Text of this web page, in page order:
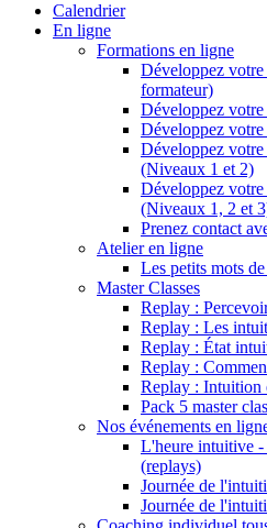
Calendrier
En ligne
Formations en ligne
Développez
formateur)
Développez
Développez
Développez
(Niveaux 1 et 2)
Développez
(Niveaux 1, 2 et
Prenez contact
Atelier en ligne
Les petits mots
Master Classes
Replay :
Replay : Les
Replay : État
Replay :
Replay : Intuition
Pack 5 master
Nos événements en
L'heure intuitive -
(replays)
Journée de
Journée de